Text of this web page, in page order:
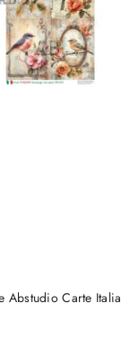
Abstudio Carte